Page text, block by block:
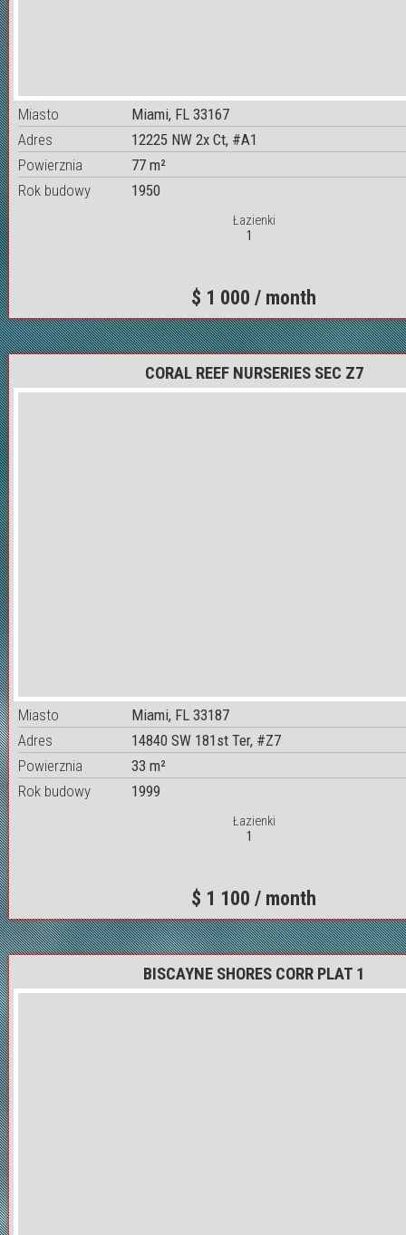
Miasto
Miami, FL 33167
Adres
12225 NW 2x Ct, #A1
Powierznia
77 m²
Rok budowy
1950
Łazienki
1
$ 1 000 / month
CORAL REEF NURSERIES SEC Z7
Miasto
Miami, FL 33187
Adres
14840 SW 181st Ter, #Z7
Powierznia
33 m²
Rok budowy
1999
Łazienki
1
$ 1 100 / month
BISCAYNE SHORES CORR PLAT 1